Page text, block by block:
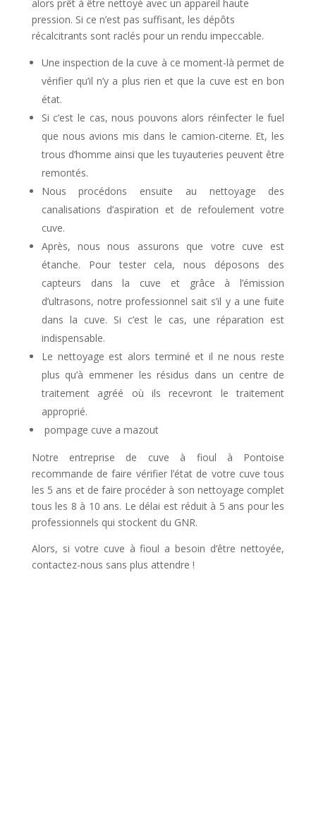
alors prêt à être nettoyé avec un appareil haute
pression. Si ce n’est pas suffisant, les dépôts
récalcitrants sont raclés pour un rendu impeccable.
Une inspection de la cuve à ce moment-là permet de
vérifier qu’il n’y a plus rien et que la cuve est en bon
état.
Si c’est le cas, nous pouvons alors réinfecter le fuel
que nous avions mis dans le camion-citerne. Et, les
trous d’homme ainsi que les tuyauteries peuvent être
remontés.
Nous procédons ensuite au nettoyage des
canalisations d’aspiration et de refoulement votre
cuve.
Après, nous nous assurons que votre cuve est
étanche. Pour tester cela, nous déposons des
capteurs dans la cuve et grâce à l’émission
d’ultrasons, notre professionnel sait s’il y a une fuite
dans la cuve. Si c’est le cas, une réparation est
indispensable.
Le nettoyage est alors terminé et il ne nous reste
plus qu’à emmener les résidus dans un centre de
traitement agréé où ils recevront le traitement
approprié.
pompage cuve a mazout
Notre entreprise de cuve à fioul à Pontoise
recommande de faire vérifier l’état de votre cuve tous
les 5 ans et de faire procéder à son nettoyage complet
tous les 8 à 10 ans. Le délai est réduit à 5 ans pour les
professionnels qui stockent du GNR.
Alors, si votre cuve à fioul a besoin d’être nettoyée,
contactez-nous sans plus attendre !